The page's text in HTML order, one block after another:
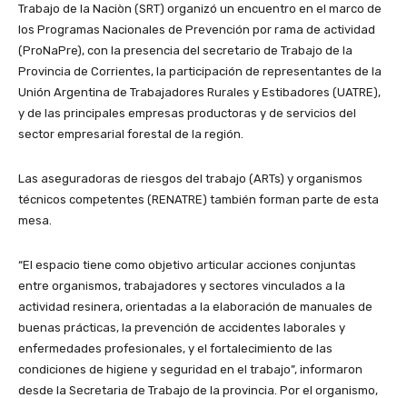
Trabajo de la Naciòn (SRT) organizó un encuentro en el marco de
los Programas Nacionales de Prevención por rama de actividad
(ProNaPre), con la presencia del secretario de Trabajo de la
Provincia de Corrientes, la participación de representantes de la
Unión Argentina de Trabajadores Rurales y Estibadores (UATRE),
y de las principales empresas productoras y de servicios del
sector empresarial forestal de la región.
Las aseguradoras de riesgos del trabajo (ARTs) y organismos
técnicos competentes (RENATRE) también forman parte de esta
mesa.
“El espacio tiene como objetivo articular acciones conjuntas
entre organismos, trabajadores y sectores vinculados a la
actividad resinera, orientadas a la elaboración de manuales de
buenas prácticas, la prevención de accidentes laborales y
enfermedades profesionales, y el fortalecimiento de las
condiciones de higiene y seguridad en el trabajo”, informaron
desde la Secretaria de Trabajo de la provincia. Por el organismo,